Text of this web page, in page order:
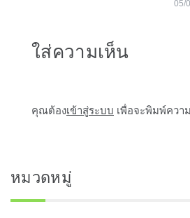
05/
ใส่ความเห็น
คุณต้องเข้าสู่ระบบ เพื่อจะพิมพ์ควา
หมวดหมู่